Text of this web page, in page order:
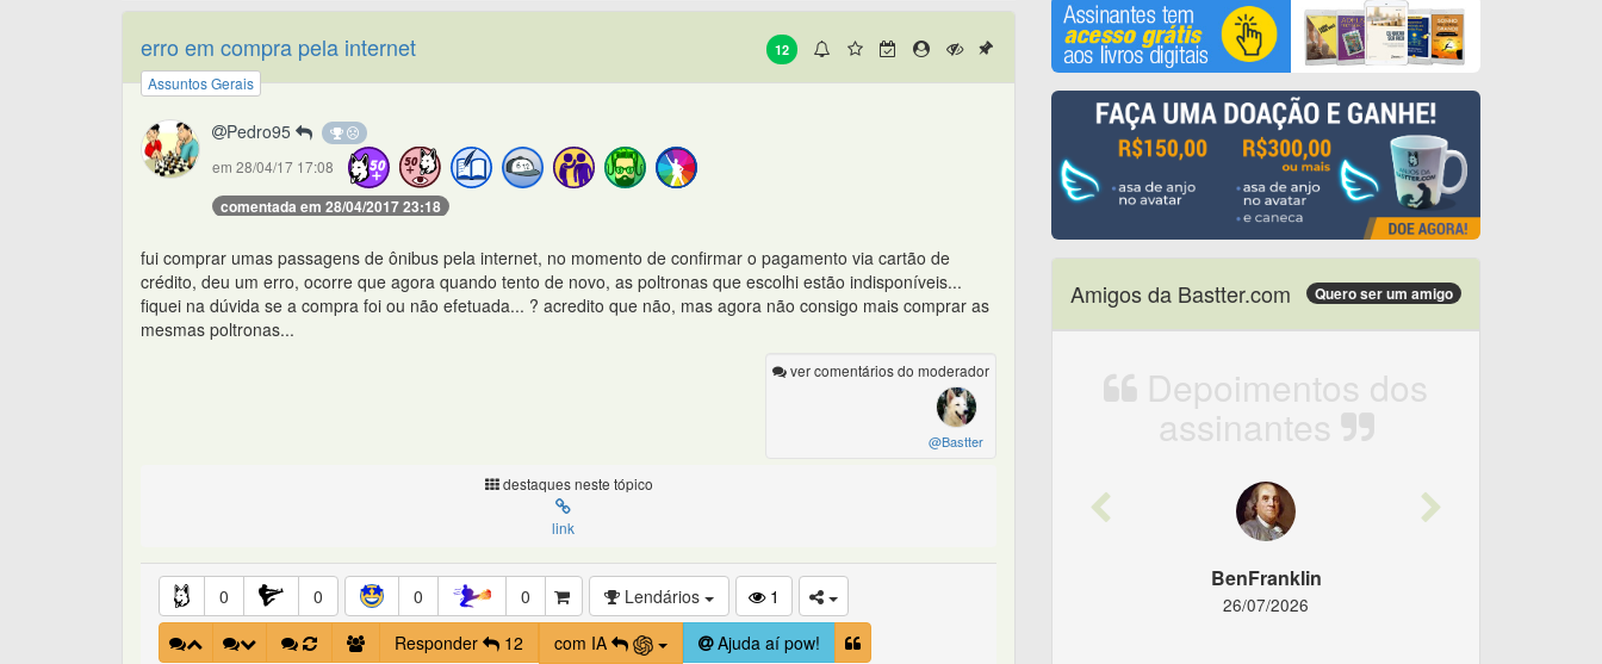
12
erro em compra pela internet
Assuntos Gerais
Pedro95
em 28/04/17 17:08
comentada em 28/04/2017 23:18
fui comprar umas passagens de ônibus pela internet, no momento de confirmar o pagamento via cartão de
crédito, deu um erro, ocorre que agora quando tento de novo, as poltronas que escolhi estão indisponíveis...
fiquei na dúvida se a compra foi ou não efetuada... ? acredito que não, mas agora não consigo mais comprar as
mesmas poltronas...
ver comentários do moderador
@Bastter
destaques neste tópico
link
0 0 0 0 Lendários
1
Responder
12 com IA Ajuda aí pow!
Amigos da Bastter.com Quero ser um amigo
Depoimentos dos
assinantes
Previous
BenFranklin
26/07/2026